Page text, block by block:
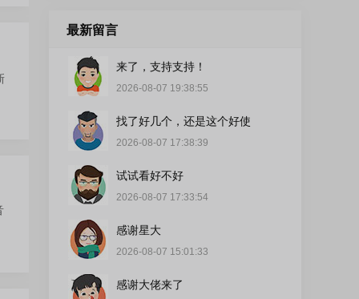
最新留言
来了，支持支持！
2026-08-07 19:38:55
找了好几个，还是这个好使
2026-08-07 17:38:39
试试看好不好
2026-08-07 17:33:54
感谢星大
2026-08-07 15:01:33
感谢大佬来了